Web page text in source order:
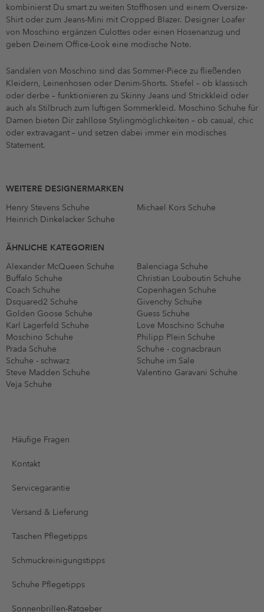
kombinierst Du smart zu weiten Stoffhosen und einem Oversize-
Shirt oder zum Jeans-Mini mit Cropped Blazer. Designer Loafer
von Moschino ergänzen Culottes oder einen Hosenanzug und
geben Deinem Office-Look eine modische Note.
Sandalen von Moschino sind das Sommer-Piece zu fließenden
Kleidern, Leinenhosen oder Denim-Shorts. Stiefel – ob klassisch
oder derbe – funktionieren zu Skinny Jeans und Strickkleid oder
auch als Stilbruch zum luftigen Sommerkleid. Moschino Schuhe für
Damen bieten Dir zahllose Stylingmöglichkeiten – ob casual, chic
oder extravagant – und setzen dabei immer ein modisches
Statement.
WEITERE DESIGNERMARKEN
Henry Stevens Schuhe
Michael Kors Schuhe
Heinrich Dinkelacker Schuhe
ÄHNLICHE KATEGORIEN
Alexander McQueen Schuhe
Balenciaga Schuhe
Buffalo Schuhe
Christian Louboutin Schuhe
Coach Schuhe
Copenhagen Schuhe
Dsquared2 Schuhe
Givenchy Schuhe
Golden Goose Schuhe
Guess Schuhe
Karl Lagerfeld Schuhe
Love Moschino Schuhe
Moschino Schuhe
Philipp Plein Schuhe
Prada Schuhe
Schuhe - cognacbraun
Schuhe - schwarz
Schuhe im Sale
Steve Madden Schuhe
Valentino Garavani Schuhe
Veja Schuhe
Häufige Fragen
Kontakt
Servicegarantie
Versand & Lieferung
Taschen Pflegetipps
Schmuckreinigungstipps
Schuhe Pflegetipps
Sonnenbrillen-Ratgeber